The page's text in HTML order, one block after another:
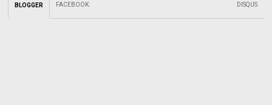
BLOGGER FACEBOOK: DISQUS